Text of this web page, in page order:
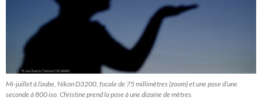
Mi-juillet à l’aube, Nikon D3200, focale de 75 millimètres (zoom) et une pose d’une
seconde à 800 iso. Christine prend la pose à une dizaine de mètres.